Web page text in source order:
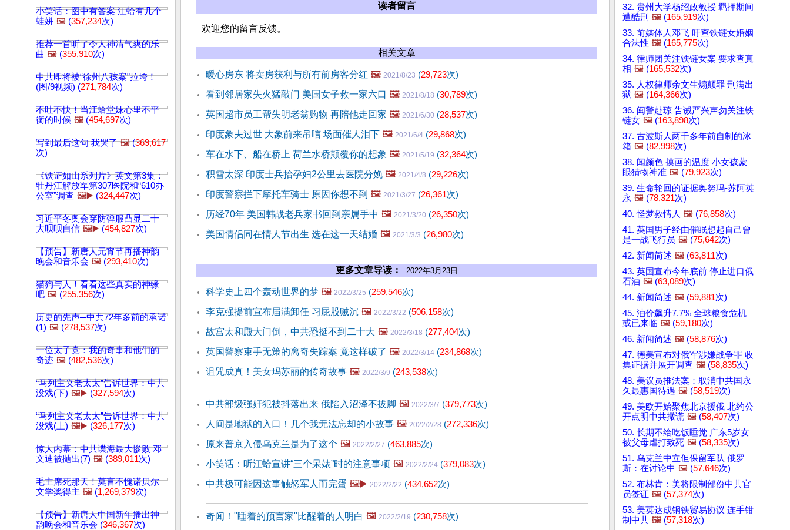
小笑话：图中有答案 江蛤有几个
蛙姘 🖼️ (357,234次)
推荐一首听了令人神清气爽的乐
曲 🖼️ (355,910次)
中共即将被“徐州八孩案”拉垮！
(图/9视频) (271,784次)
不吐不快！当江蛤堂妹心里不平
衡的时候 🖼️ (454,697次)
写到最后这句 我哭了 🖼️(369,617
次)
《铁证如山系列片》英文第3集：
牡丹江解放军第307医院和“610办
公室”调查 🖼️▶️ (324,447次)
习近平冬奥会穿防弹服凸显二十
大呗呗自信 🖼️▶️ (454,827次)
【预告】新唐人元宵节再播神韵
晚会和音乐会 🖼️ (293,410次)
猫狗与人！看看这些真实的神缘
吧 🖼️ (255,356次)
历史的先声─中共72年多前的承诺
(1) 🖼️ (278,537次)
一位太子党：我的奇事和他们的
奇迹 🖼️ (482,536次)
“马列主义老太太”告诉世界：中共
没戏(下) 🖼️▶️ (327,594次)
“马列主义老太太”告诉世界：中共
没戏(上) 🖼️▶️ (326,177次)
惊人内幕：中共谍海最大惨败 邓
文迪被抛出(7) 🖼️ (389,011次)
毛主席死那天！莫言不愧诺贝尔
文学奖得主 🖼️ (1,269,379次)
【预告】新唐人中国新年播出神
韵晚会和音乐会 (346,367次)
读者留言
欢迎您的留言反馈。
相关文章
暖心房东 将卖房获利与所有前房客分红 🖼️ 2021/8/23 (29,723次)
看到邻居家失火猛敲门 美国女子救一家六口 🖼️ 2021/8/18 (30,789次)
英国超市员工帮失明老翁购物 再陪他走回家 🖼️ 2021/6/30 (28,537次)
印度象夫过世 大象前来吊唁 场面催人泪下 🖼️ 2021/6/4 (29,868次)
车在水下、船在桥上 荷兰水桥颠覆你的想象 🖼️ 2021/5/19 (32,364次)
积雪太深 印度士兵抬孕妇2公里去医院分娩 🖼️ 2021/4/8 (29,226次)
印度警察拦下摩托车骑士 原因你想不到 🖼️ 2021/3/27 (26,361次)
历经70年 美国韩战老兵家书回到亲属手中 🖼️ 2021/3/20 (26,350次)
美国情侣同在情人节出生 选在这一天结婚 🖼️ 2021/3/3 (26,980次)
更多文章导读： 2022年3月23日
科学史上四个轰动世界的梦 🖼️ 2022/3/25 (259,546次)
李克强提前宣布届满卸任 习屁股贼沉 🖼️ 2022/3/22 (506,158次)
故宫太和殿大门倒，中共恐挺不到二十大 🖼️ 2022/3/18 (277,404次)
英国警察束手无策的离奇失踪案 竟这样破了 🖼️ 2022/3/14 (234,868次)
诅咒成真！美女玛苏丽的传奇故事 🖼️ 2022/3/9 (243,538次)
中共部级强奸犯被抖落出来 俄陷入沼泽不拔脚 🖼️ 2022/3/7 (379,773次)
人间是地狱的入口！几个我无法忘却的小故事 🖼️ 2022/2/28 (272,336次)
原来普京入侵乌克兰是为了这个 🖼️ 2022/2/27 (463,885次)
小笑话：听江蛤宣讲“三个呆婊”时的注意事项 🖼️ 2022/2/24 (379,083次)
中共极可能因这事触怒军人而完蛋 🖼️▶️ 2022/2/22 (434,652次)
奇闻！"睡着的预言家"比醒着的人明白 🖼️ 2022/2/19 (230,758次)
32. 贵州大学杨绍政教授 羁押期间
遭酷刑 🖼️ (165,919次)
33. 前媒体人邓飞 吁查铁链女婚姻
合法性 🖼️ (165,775次)
34. 律师团关注铁链女案 要求查真
相 🖼️ (165,532次)
35. 人权律师余文生煽颠罪 刑满出
狱 🖼️ (164,366次)
36. 闽警赴琼 告诫严兴声勿关注铁
链女 🖼️ (163,898次)
37. 古波斯人两千多年前自制的冰
箱 🖼️ (82,998次)
38. 闻颜色 摸画的温度 小女孩蒙
眼猜物神准 🖼️ (79,923次)
39. 生命轮回的证据奥努玛-苏阿英
永 🖼️ (78,321次)
40. 怪梦救情人 🖼️ (76,858次)
41. 英国男子经由催眠想起自己曾
是一战飞行员 🖼️ (75,642次)
42. 新闻简述 🖼️ (63,811次)
43. 英国宣布今年底前 停止进口俄
石油 🖼️ (63,089次)
44. 新闻简述 🖼️ (59,881次)
45. 油价飙升7.7% 全球粮食危机
或已来临 🖼️ (59,180次)
46. 新闻简述 🖼️ (58,876次)
47. 德美宣布对俄军涉嫌战争罪 收
集证据并展开调查 🖼️ (58,835次)
48. 美议员推法案：取消中共国永
久最惠国待遇 🖼️ (58,519次)
49. 美欧开始聚焦北京援俄 北约公
开点明中共撒谎 🖼️ (58,407次)
50. 长期不给吃饭睡觉 广东5岁女
被父母虐打致死 🖼️ (58,335次)
51. 乌克兰中立但保留军队 俄罗
斯：在讨论中 🖼️ (57,646次)
52. 布林肯：美将限制部份中共官
员签证 🖼️ (57,374次)
53. 美英达成钢铁贸易协议 连手钳
制中共 🖼️ (57,318次)